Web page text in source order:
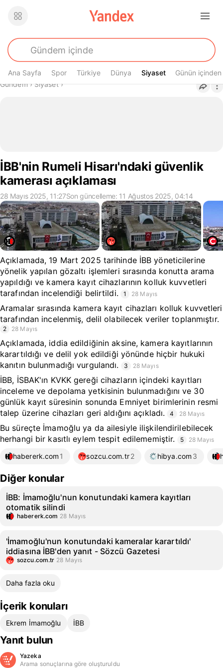
Ana Sayfa Spor Türkiye Dünya Siyaset
Siyaset Günün içinden
Buradasın
Gündem› Siyaset›
İBB'nin Rumeli Hisarı'ndaki güvenlik
kamerası açıklaması
28 Mayıs 2025, 11:27Son güncelleme: 11 Ağustos 2025, 04:14
Açıklamada, 19 Mart 2025 tarihinde İBB yöneticilerine
yönelik yapılan gözaltı işlemleri sırasında konutta arama
yapıldığı ve kamera kayıt cihazlarının kolluk kuvvetleri
tarafından incelendiği belirtildi.
1 28 Mayıs
Aramalar sırasında kamera kayıt cihazları kolluk kuvvetleri
tarafından incelenmiş, delil olabilecek veriler toplanmıştır.
2 28 Mayıs
Açıklamada, iddia edildiğinin aksine, kamera kayıtlarının
karartıldığı ve delil yok edildiği yönünde hiçbir hukuki
kanıtın bulunmadığı vurgulandı.
3 28 Mayıs
İBB, İSBAK'ın KVKK gereği cihazların içindeki kayıtları
inceleme ve depolama yetkisinin bulunmadığını ve 30
günlük kayıt süresinin sonunda Emniyet birimlerinin resmi
talep üzerine cihazları geri aldığını açıkladı.
4 28 Mayıs
Bu süreçte İmamoğlu ya da ailesiyle ilişkilendirilebilecek
herhangi bir kasıtlı eylem tespit edilememiştir.
5 28 Mayıs
habererk.com 1 sozcu.com.tr2 hibya.com 3
Diğer konular
İBB: İmamoğlu'nun konutundaki kamera kayıtları
otomatik silindi
habererk.com 28 Mayıs
'İmamoğlu'nun konutundaki kameralar karartıldı'
iddiasına İBB'den yanıt - Sözcü Gazetesi
sozcu.com.tr 28 Mayıs
Daha fazla oku
İçerik konuları
Ekrem İmamoğlu İBB
Yanıt bulun
Yazeka
Arama sonuçlarına göre oluşturuldu